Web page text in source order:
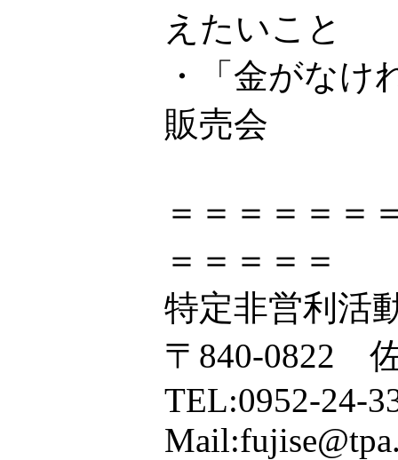
えたいこと
・「金がな
販売会
＝＝＝＝＝＝
＝＝＝＝＝
特定非営利活
〒840-0822
TEL:0952-24-